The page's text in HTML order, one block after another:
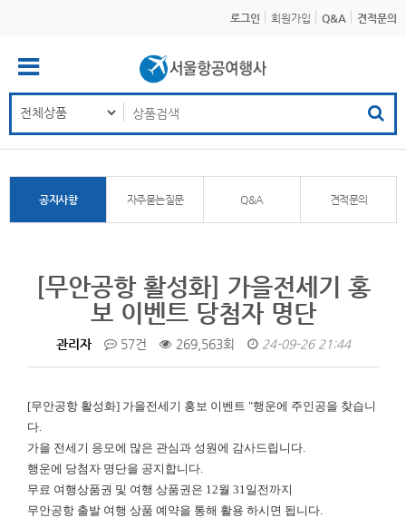
로그인 회원가입 Q&A 견적문의
공지사항 자주묻는질문 Q&A 견적문의
[무안공항 활성화] 가을전세기 홍
보 이벤트 당첨자 명단
관리자 57건 269,563회 24-09-26 21:44
[무안공항 활성화] 가을전세기 홍보 이벤트 "행운에 주인공을 찾습니
다.
가을 전세기 응모에 많은 관심과 성원에 감사드립니다.
행운에 당첨자 명단을 공지합니다.
무료 여행상품권 및 여행 상품권은 12월 31일전까지
무안공항 출발 여행 상품 예약을 통해 활용 하시면 됩니다.